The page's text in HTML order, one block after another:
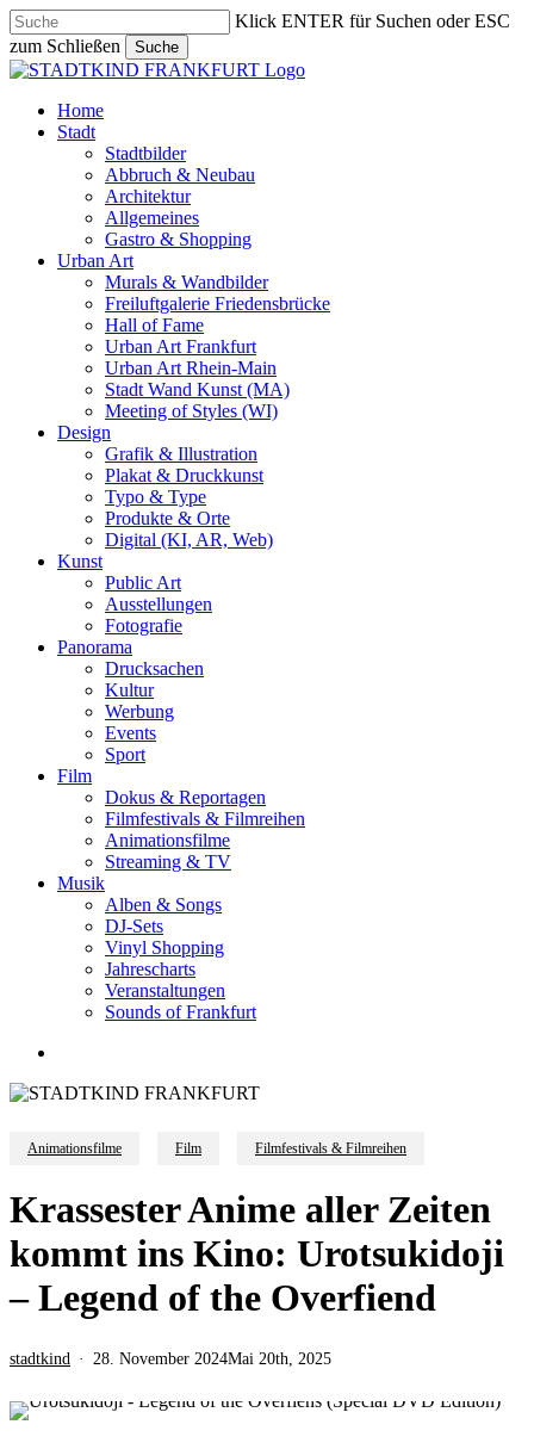
Skip
to
main
content
Klick ENTER für Suchen oder ESC
zum Schließen
Suche
Close
search
Menu
Home
Stadt
Stadtbilder
Abbruch & Neubau
Architektur
Allgemeines
Gastro & Shopping
Urban Art
Murals & Wandbilder
Freiluftgalerie Friedensbrücke
Hall of Fame
Urban Art Frankfurt
Urban Art Rhein-Main
Stadt Wand Kunst (MA)
Meeting of Styles (WI)
Design
Grafik & Illustration
Plakat & Druckkunst
Typo & Type
Produkte & Orte
Digital (KI, AR, Web)
Kunst
Public Art
Ausstellungen
Fotografie
Panorama
Drucksachen
Kultur
Werbung
Events
Sport
Film
Dokus & Reportagen
Filmfestivals & Filmreihen
Animationsfilme
Streaming & TV
Musik
Alben & Songs
DJ-Sets
Vinyl Shopping
Jahrescharts
Veranstaltungen
Sounds of Frankfurt
Animationsfilme Film Filmfestivals & Filmreihen
Krassester Anime aller Zeiten
kommt ins Kino: Urotsukidoji
– Legend of the Overfiend
stadtkind 28. November 2024Mai 20th, 2025